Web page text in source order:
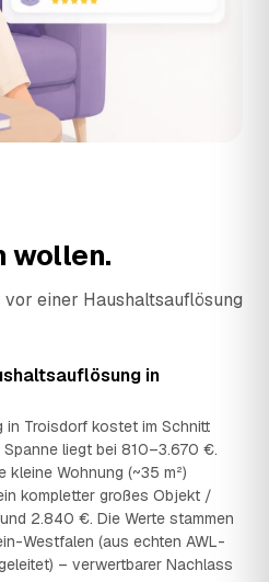
wollen.
einer Haushaltsauflösung
in
in Troisdorf kostet im Schnitt
liegt bei 810–3.670 €.
Wohnung (~35 m²)
kompletter großes Objekt /
2.840 €. Die Werte stammen
Westfalen (aus echten AWL-
– verwertbarer Nachlass